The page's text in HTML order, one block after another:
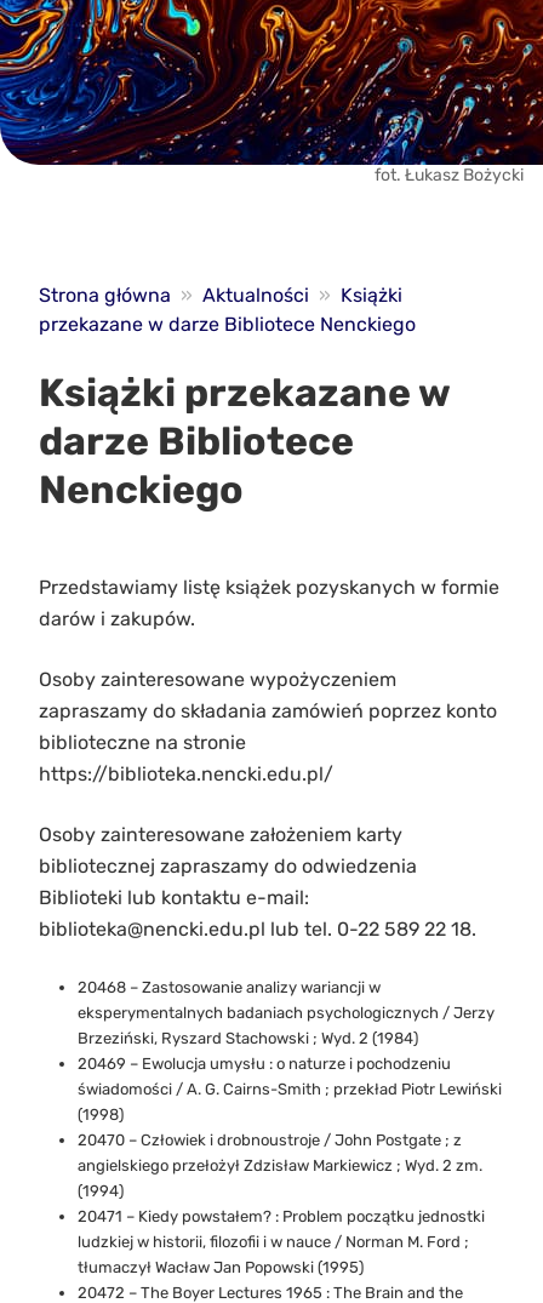
fot. Łukasz Bożycki
Strona główna » Aktualności » Książki
przekazane w darze Bibliotece Nenckiego
Książki przekazane w
darze Bibliotece
Nenckiego
Przedstawiamy listę książek pozyskanych w formie
darów i zakupów.
Osoby zainteresowane wypożyczeniem
zapraszamy do składania zamówień poprzez konto
biblioteczne na stronie
https://biblioteka.nencki.edu.pl/
Osoby zainteresowane założeniem karty
bibliotecznej zapraszamy do odwiedzenia
Biblioteki lub kontaktu e-mail:
biblioteka@nencki.edu.pl lub tel. 0-22 589 22 18.
20468 – Zastosowanie analizy wariancji w
eksperymentalnych badaniach psychologicznych / Jerzy
Brzeziński, Ryszard Stachowski ; Wyd. 2 (1984)
20469 – Ewolucja umysłu : o naturze i pochodzeniu
świadomości / A. G. Cairns-Smith ; przekład Piotr Lewiński
(1998)
20470 – Człowiek i drobnoustroje / John Postgate ; z
angielskiego przełożył Zdzisław Markiewicz ; Wyd. 2 zm.
(1994)
20471 – Kiedy powstałem? : Problem początku jednostki
ludzkiej w historii, filozofii i w nauce / Norman M. Ford ;
tłumaczył Wacław Jan Popowski (1995)
20472 – The Boyer Lectures 1965 : The Brain and the